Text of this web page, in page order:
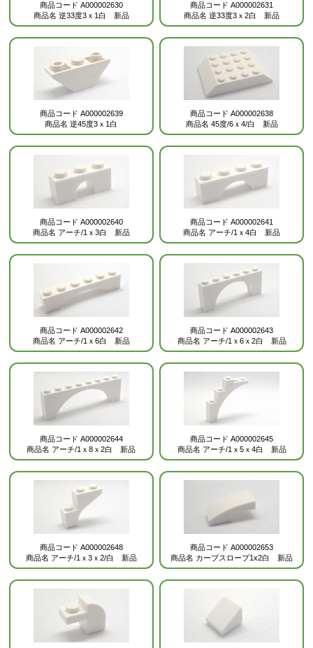
商品コード A000002630
商品名 逆33度3ｘ1白 新品
商品コード A000002631
商品名 逆33度3ｘ2白 新品
商品コード A000002639
商品名 逆45度3ｘ1白
商品コード A000002638
商品名 45度/6ｘ4/白 新品
商品コード A000002640
商品名 アーチ/1ｘ3白 新品
商品コード A000002641
商品名 アーチ/1ｘ4白 新品
商品コード A000002642
商品名 アーチ/1ｘ6白 新品
商品コード A000002643
商品名 アーチ/1ｘ6ｘ2白 新品
商品コード A000002644
商品名 アーチ/1ｘ8ｘ2白 新品
商品コード A000002645
商品名 アーチ/1ｘ5ｘ4白 新品
商品コード A000002648
商品名 アーチ/1ｘ3ｘ2/白 新品
商品コード A000002653
商品名 カーブスロープ1x2白 新品